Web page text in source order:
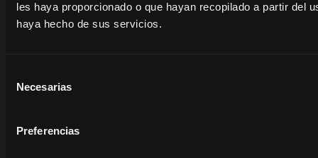
les haya proporcionado o que hayan recopilado a partir del
haya hecho de sus servicios.
Necesarias
Preferencias